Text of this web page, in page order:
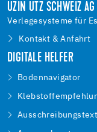
UZIN UTZ SCHWEIZ AG
Verlegesysteme für
Kontakt & Anfahrt
DIGITALE HELFER
Bodennavigator